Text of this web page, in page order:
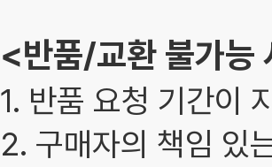
<반품/교환 불가능
1. 반품 요청 기간이
2. 구매자의 책임 있